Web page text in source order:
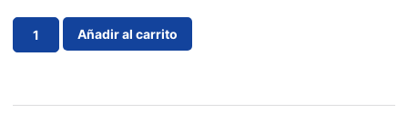
Añadir al carrito